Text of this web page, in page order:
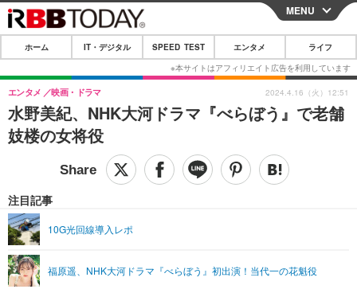
CLOSE
ホーム
IT・デジタル
IT・デジタルTOP スマートフォン
ショッピング その他
SPEED TEST
エンタメTOP 映画・ドラマ
グラビア ブログ
ライフTOP
リリース一覧
プッシュ通知の停止方法
MENU
ホーム IT・デジタル SPEED TEST エンタメ ライフ
水野美紀、NHK大河ドラマ『べらぼう』で老舗
妓楼の女将役
エンタメ 映画・ドラマ
注目記事
10G光回線導入レポ
福原遥、NHK大河ドラマ『べらぼう』初出演！当代一の花魁役
2024.4.16（火）12:51